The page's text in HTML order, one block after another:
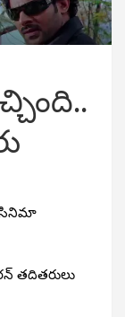
సినిమా
తదితరులు